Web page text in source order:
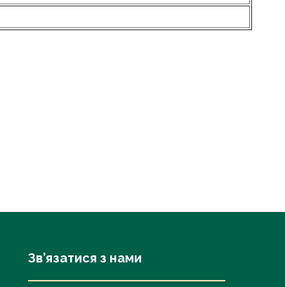
Зв’язатися з нами